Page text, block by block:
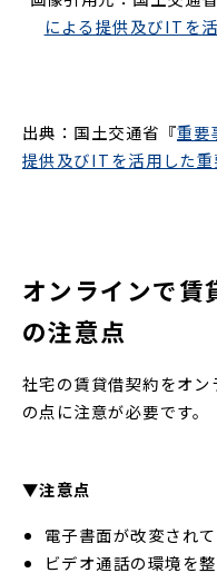
による提供及びITを
出典：国土交通省『重要
提供及びITを活用した
オンラインで賃
の注意点
社宅の賃貸借契約をオ
の点に注意が必要です。
▼注意点
電子書面が改変され
ビデオ通話の環境を